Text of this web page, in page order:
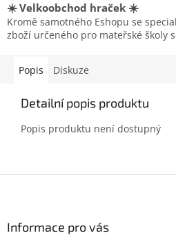
☀️ Velkoobchod hraček ☀️
Kromě samotného Eshopu se
zboží určeného pro mateřské školy
Popis Diskuze
Detailní popis produktu
Popis produktu není dostupný
Informace pro vás